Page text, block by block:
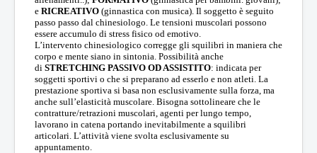
e RICREATIVO (ginnastica con musica). Il soggetto è seguito
passo passo dal chinesiologo. Le tensioni muscolari possono
essere accumulo di stress fisico od emotivo.
L’intervento chinesiologico corregge gli squilibri in maniera che
corpo e mente siano in sintonia. Possibilità anche
di STRETCHING PASSIVO OD ASSISTITO: indicata per
soggetti sportivi o che si preparano ad esserlo e non atleti. La
prestazione sportiva si basa non esclusivamente sulla forza, ma
anche sull’elasticità muscolare. Bisogna sottolineare che le
contratture/retrazioni muscolari, agenti per lungo tempo,
lavorano in catena portando inevitabilmente a squilibri
articolari. L’attività viene svolta esclusivamente su
appuntamento.